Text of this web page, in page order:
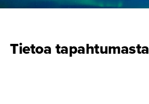
Tietoa tapahtumasta